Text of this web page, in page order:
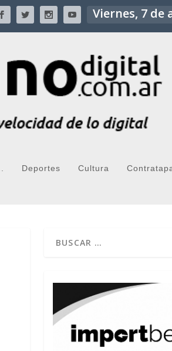
Viernes, 7 de
Deportes Cultura